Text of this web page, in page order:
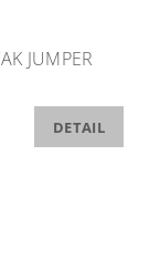
JUMPER
DETAIL